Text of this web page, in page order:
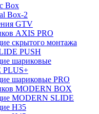
Box
Box-2
GTV
AXIS PRO
скрытого монтажа
PUSH
шариковые
PLUS+
шариковые PRO
MODERN BOX
MODERN SLIDE
H35